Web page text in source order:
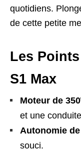
quotidiens.
de cette petite
Les
S1 Max
Moteur de
et une
Autonomie
souci.